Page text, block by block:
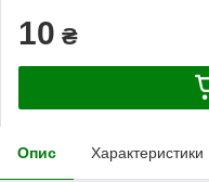
10 ₴
Опис Характеристики